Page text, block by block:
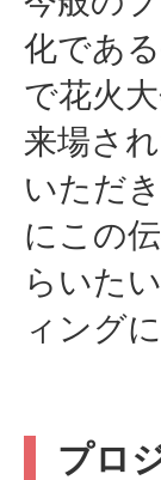
化であ
で花火
来場さ
いただ
にこの
らいた
ィング
プロ